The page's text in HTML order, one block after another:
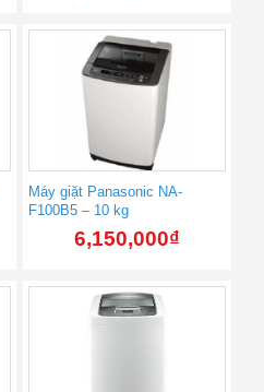
Máy giặt Panasonic NA-
F100B5 – 10 kg
6,150,000₫